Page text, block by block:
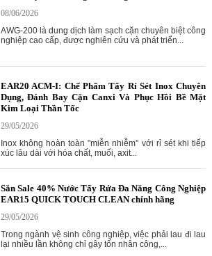
08/06/2026
AWG-200 là dung dịch làm sạch cặn chuyên biệt công
nghiệp cao cấp, được nghiên cứu và phát triển...
EAR20 ACM-I: Chế Phẩm Tẩy Rỉ Sét Inox Chuyên
Dụng, Đánh Bay Cặn Canxi Và Phục Hồi Bề Mặt
Kim Loại Thần Tốc
29/05/2026
Inox không hoàn toàn "miễn nhiễm” với rỉ sét khi tiếp
xúc lâu dài với hóa chất, muối, axit...
Săn Sale 40% Nước Tẩy Rửa Đa Năng Công Nghiệp
EAR15 QUICK TOUCH CLEAN chính hãng
29/05/2026
Trong ngành vệ sinh công nghiệp, việc phải lau đi lau
lại nhiều lần không chỉ gây tốn nhân công,...